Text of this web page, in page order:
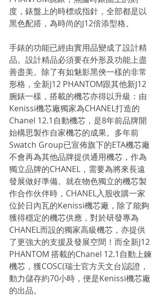
度，錶盤上的時標或指針，全部都是以
黑色配搭，為時尚的J12倍添型格。
手錶的功能已經由實用品變成了設計精
品。設計精品必須要在外形及功能上盡
善盡美。除了有如魅影黑俠一樣的非常
形格，全新J12 PHANTOM跟其他新J12
腕錶一樣，搭載的機芯亦得以升級：由
Kenissi機芯廠獨家為CHANEL打造的
Chanel 12.1自動機芯，是8年前品牌開
始構思製作自家機芯的成果。多年前
Swatch Group已宣佈旗下的ETA機芯廠
不會再為其他品牌提供通用機芯，作為
獨立品牌的CHANEL，需要為將來長遠
發展做好準備。就在物色獨立的機芯製
作合作伙伴時，CHANEL入股收購一家
位於日內瓦的Kenissi機芯廠，除了能夠
獲得穩定的機芯供應，對於研發專為
CHANEL而設的獨家高級機芯，亦提供
了更強大的支援及發展空間！而全新J12
PHANTOM 搭載的Chanel 12.1自動上鍊
機芯，獲COSC(瑞士官方天文台)認證，
動力儲存約70小時，便是Kenissi機芯廠
的出品。